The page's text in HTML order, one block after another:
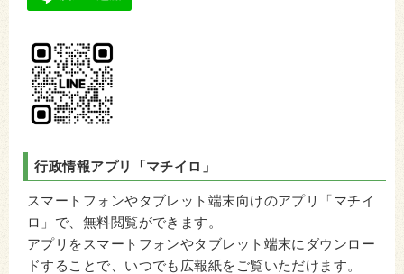
行政情報アプリ 「マチイロ」
スマートフォンやタブレット端末向けのアプリ「マチイ
ロ」で、無料閲覧ができます。
アプリをスマートフォンやタブレット端末にダウンロー
ドすることで、いつでも広報紙をご覧いただけます。